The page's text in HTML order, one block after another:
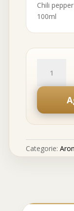
Chili
100ml
quantità
Categorie: